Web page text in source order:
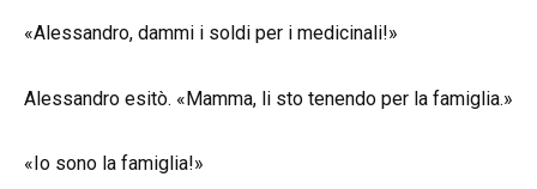
«Alessandro, dammi i soldi per i medicinali!»
Alessandro esitò. «Mamma, li sto tenendo per la famiglia.»
«Io sono la famiglia!»